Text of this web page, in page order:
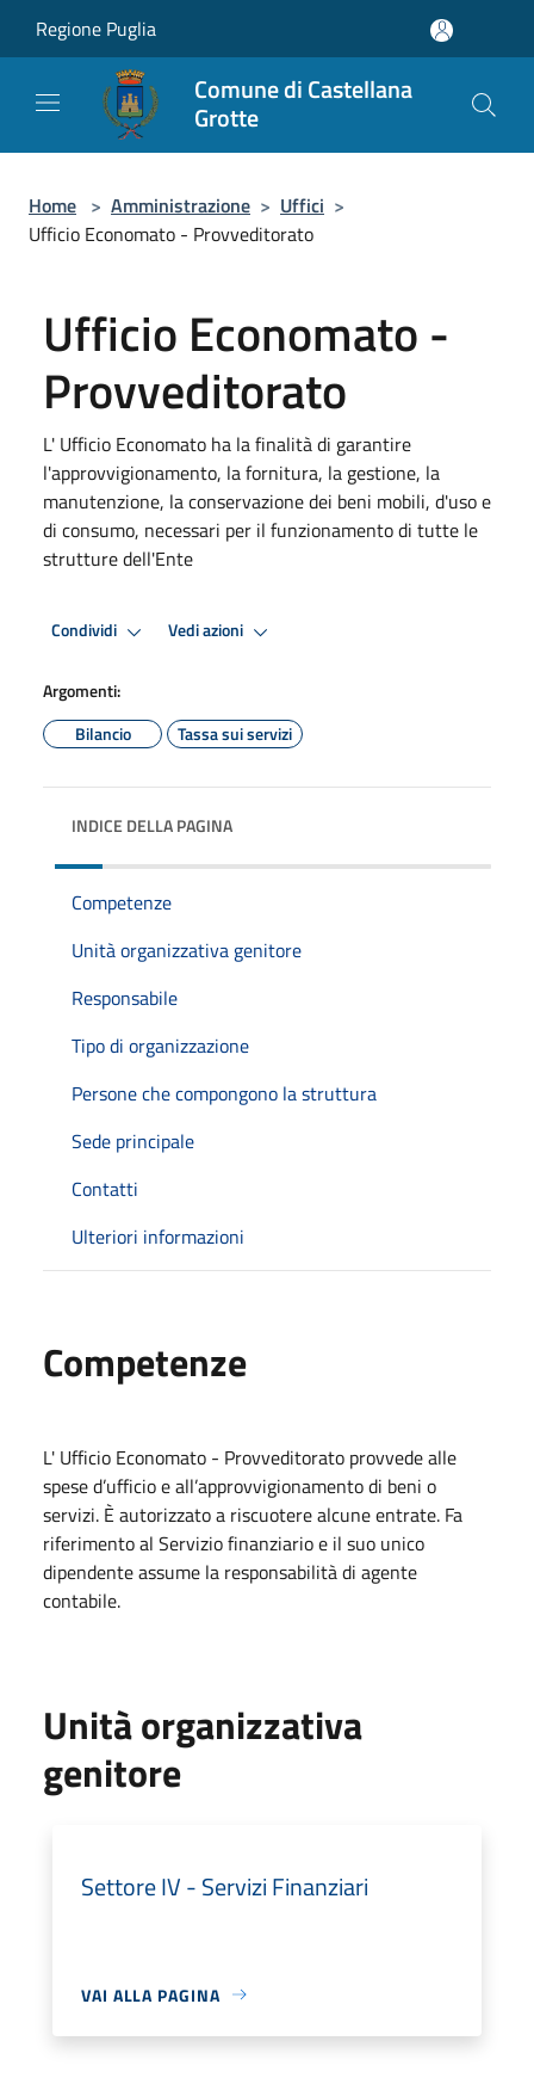
Regione Puglia
Comune di Castellana
Grotte
Home > Amministrazione > Uffici >
Ufficio Economato - Provveditorato
Ufficio Economato -
Provveditorato
L' Ufficio Economato ha la finalità di garantire
l'approvvigionamento, la fornitura, la gestione, la
manutenzione, la conservazione dei beni mobili, d'uso e
di consumo, necessari per il funzionamento di tutte le
strutture dell'Ente
Condividi Vedi azioni
Argomenti:
Bilancio
Tassa sui servizi
INDICE DELLA PAGINA
Competenze
Unità organizzativa genitore
Responsabile
Tipo di organizzazione
Persone che compongono la struttura
Sede principale
Contatti
Ulteriori informazioni
Competenze
L' Ufficio Economato - Provveditorato provvede alle
spese d’ufficio e all’approvvigionamento di beni o
servizi. È autorizzato a riscuotere alcune entrate. Fa
riferimento al Servizio finanziario e il suo unico
dipendente assume la responsabilità di agente
contabile.
Unità organizzativa
genitore
Settore IV - Servizi Finanziari
VAI ALLA PAGINA